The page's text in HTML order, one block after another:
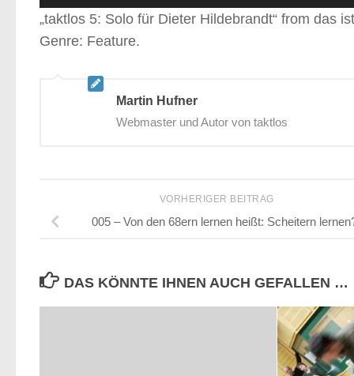
Player
„taktlos 5: Solo für Dieter Hildebrandt“ from das
Genre: Feature.
Martin Hufner
Webmaster und Autor von taktlos
VORHERIGER BEITRAG
005 – Von den 68ern lernen heißt: Scheitern
DAS KÖNNTE IHNEN AUCH GEFALLEN …